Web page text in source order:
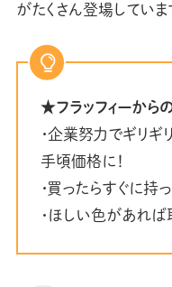
がたくさん登場していま
★フラッフィーから
・企業努力でギリ
手頃価格に！
・買ったらすぐに持
・ほしい色があれば